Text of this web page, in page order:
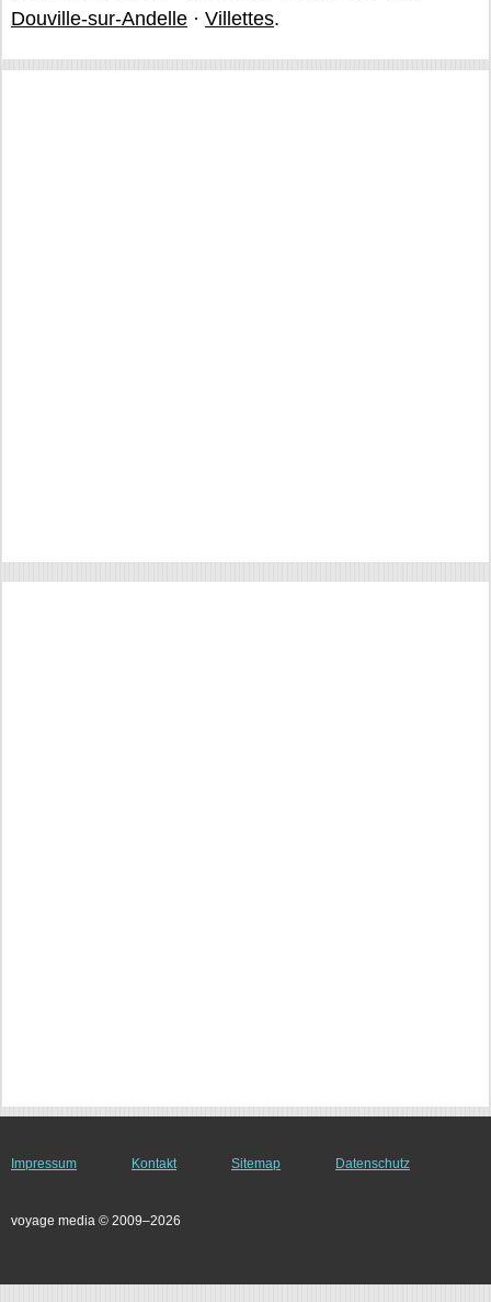
Douville-sur-Andelle · Villettes.
Impressum Kontakt Sitemap Datenschutz
voyage media © 2009–2026